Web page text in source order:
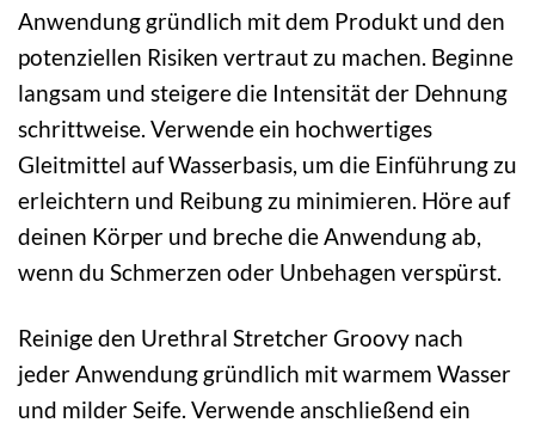
Anwendung gründlich mit dem Produkt und den
potenziellen Risiken vertraut zu machen. Beginne
langsam und steigere die Intensität der Dehnung
schrittweise. Verwende ein hochwertiges
Gleitmittel auf Wasserbasis, um die Einführung zu
erleichtern und Reibung zu minimieren. Höre auf
deinen Körper und breche die Anwendung ab,
wenn du Schmerzen oder Unbehagen verspürst.
Reinige den Urethral Stretcher Groovy nach
jeder Anwendung gründlich mit warmem Wasser
und milder Seife. Verwende anschließend ein